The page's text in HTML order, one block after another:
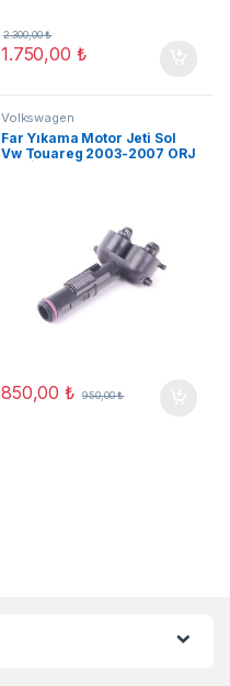
1.750,00 ₺
2.300,00₺
Volkswagen
Far Yıkama Motor Jeti Sol
Vw Touareg 2003-2007 ORJ
850,00₺ 950,00₺